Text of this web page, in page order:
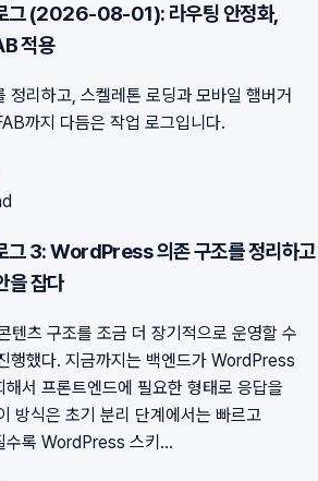
(2026-08-01): 라우팅 안정화,
적용
정리하고, 스켈레톤 로딩과 모바일 햄버거
까지 다듬은 작업 로그입니다.
3: WordPress 의존 구조를 정리하고
을 잡다
츠 구조를 조금 더 장기적으로 운영할 수
행했다. 지금까지는 백엔드가 WordPress
서 프론트엔드에 필요한 형태로 응답을
방식은 초기 분리 단계에서는 빠르고
수록 WordPress 스키...